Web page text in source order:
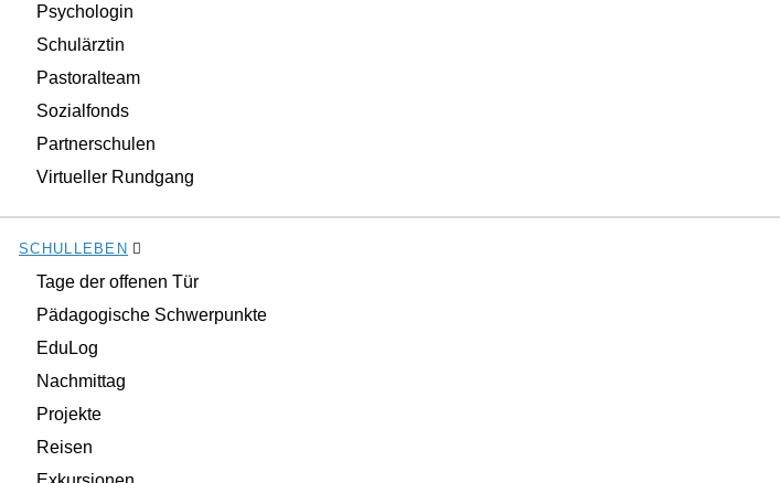
Psychologin
Schulärztin
Pastoralteam
Sozialfonds
Partnerschulen
Virtueller Rundgang
SCHULLEBEN
Tage der offenen Tür
Pädagogische Schwerpunkte
EduLog
Nachmittag
Projekte
Reisen